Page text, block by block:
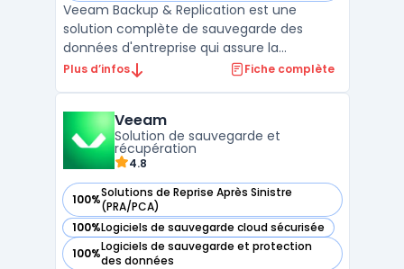
Veeam Backup & Replication est une
solution complète de sauvegarde des
données d'entreprise qui assure la
protection des environnements physiques,
solution offre des performances de
sauvegarde exceptionnelles grâ ...
Plus d’infos Fiche complète
Veeam
Solution de sauvegarde et
récupération
4.8
100%Solutions de Reprise Après Sinistre
(PRA/PCA)
— voir Veeam dans cette catégorie
100%Logiciels de sauvegarde cloud sécurisée
— voir Veeam dans cette catégorie
100%Logiciels de sauvegarde et protection
des données
— voir Veeam dans cette catégorie